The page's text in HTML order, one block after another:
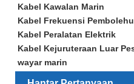
Kabel Kawalan Marin
Kabel Frekuensi
Kabel Peralatan Elektrik
Kabel Kejuruteraan Luar
wayar marin